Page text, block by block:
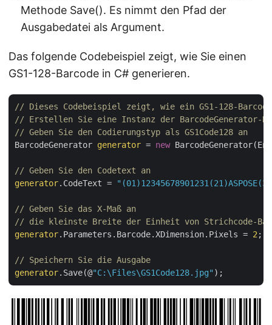
Methode Save(). Es nimmt den Pfad der
Ausgabedatei als Argument.
Das folgende Codebeispiel zeigt, wie Sie einen
GS1-128-Barcode in C# generieren.
// Dieses Codebeispiel zeigt, wie ein GS1-128-
// Erstellen Sie eine Instanz der BarcodeGenerator-
// Geben Sie den Codierungstyp als GS1Code128 an
BarcodeGenerator generator = new
// Geben Sie den Codetext an
generator.CodeText =
// Geben Sie das X-Maß an
// die kleinste Breite der Einheit von Strichcode-
generator.Parameters.Barcode.XDimension.Pixels = 2 ;
// Speichern Sie die Ausgabe
generator.Save(@"C:\Files\GS1Code128.jpg"